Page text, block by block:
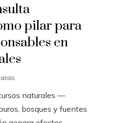
pilar para
en
naturales —
bosques y fuentes